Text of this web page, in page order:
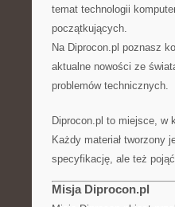
temat technologii
początkujących.
Na Diprocon.pl poznasz
aktualne nowości ze
problemów technicznych.
Diprocon.pl to miejsce, w
Każdy materiał
specyfikację, ale też
Misja Diprocon.pl